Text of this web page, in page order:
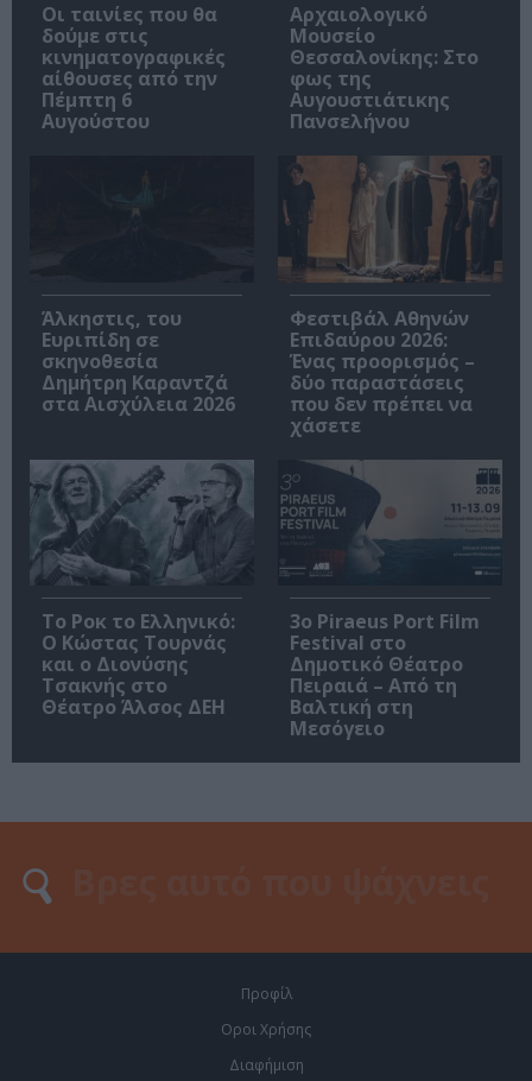
Οι ταινίες που θα
δούμε στις
κινηματογραφικές
αίθουσες από την
Πέμπτη 6
Αυγούστου
Αρχαιολογικό
Μουσείο
Θεσσαλονίκης: Στο
φως της
Αυγουστιάτικης
Πανσελήνου
Άλκηστις, του
Ευριπίδη σε
σκηνοθεσία
Δημήτρη Καραντζά
στα Αισχύλεια 2026
Φεστιβάλ Αθηνών
Επιδαύρου 2026:
Ένας προορισμός –
δύο παραστάσεις
που δεν πρέπει να
χάσετε
Το Ροκ το Ελληνικό:
Ο Κώστας Τουρνάς
και ο Διονύσης
Τσακνής στο
Θέατρο Άλσος ΔΕΗ
3o Piraeus Port Film
Festival στο
Δημοτικό Θέατρο
Πειραιά – Από τη
Βαλτική στη
Μεσόγειο
Προφίλ
Οροι Χρήσης
Διαφήμιση